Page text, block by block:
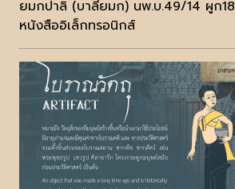
ยมกปาลิ (บาลียมก) นพ.บ.49/14 ผูก18
หนังสืออิเล็กทรอนิกส์